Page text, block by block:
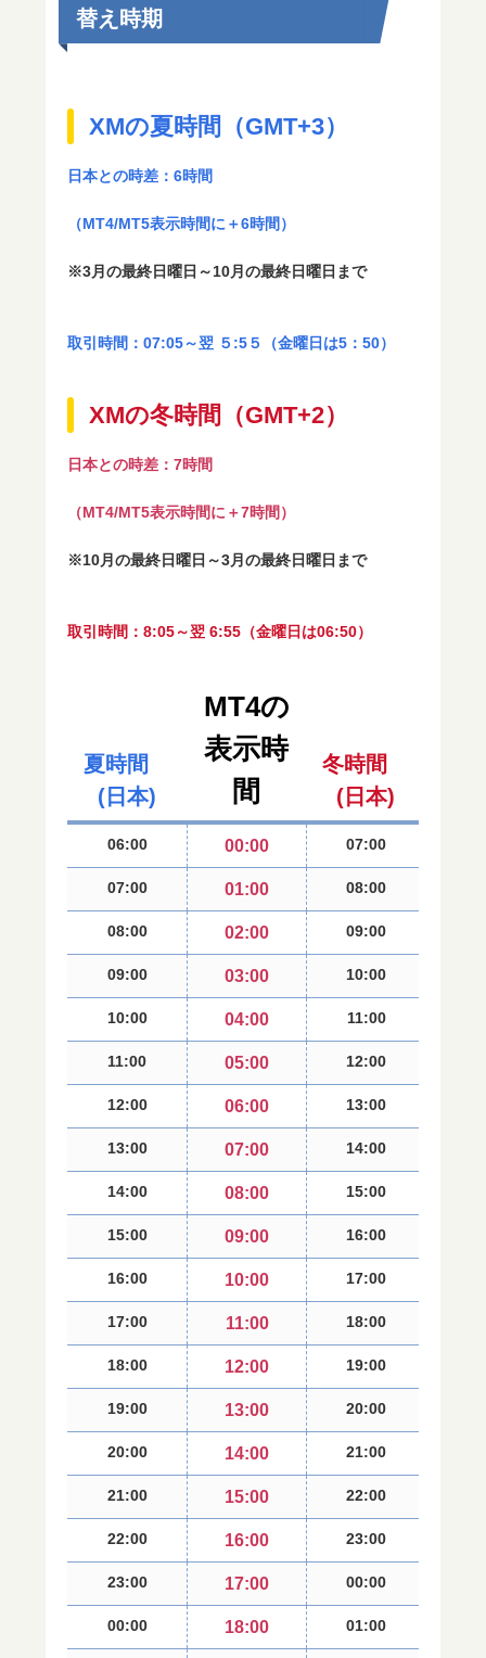
替え時期
XMの夏時間（GMT+3）
日本との時差：6時間
（MT4/MT5表示時間に＋6時間）
※3月の最終日曜日～10月の最終日曜日まで
取引時間：07:05～翌 ５:5５（金曜日は5：50）
XMの冬時間（GMT+2）
日本との時差：7時間
（MT4/MT5表示時間に＋7時間）
※10月の最終日曜日～3月の最終日曜日まで
取引時間：8:05～翌 6:55（金曜日は06:50）
夏時間
(日本)
MT4の
表示時
間
冬時間
(日本)
06:00 00:00 07:00
07:00 01:00 08:00
08:00 02:00 09:00
09:00 03:00 10:00
10:00 04:00 11:00
11:00 05:00 12:00
12:00 06:00 13:00
13:00 07:00 14:00
14:00 08:00 15:00
15:00 09:00 16:00
16:00 10:00 17:00
17:00 11:00 18:00
18:00 12:00 19:00
19:00 13:00 20:00
20:00 14:00 21:00
21:00 15:00 22:00
22:00 16:00 23:00
23:00 17:00 00:00
00:00 18:00 01:00